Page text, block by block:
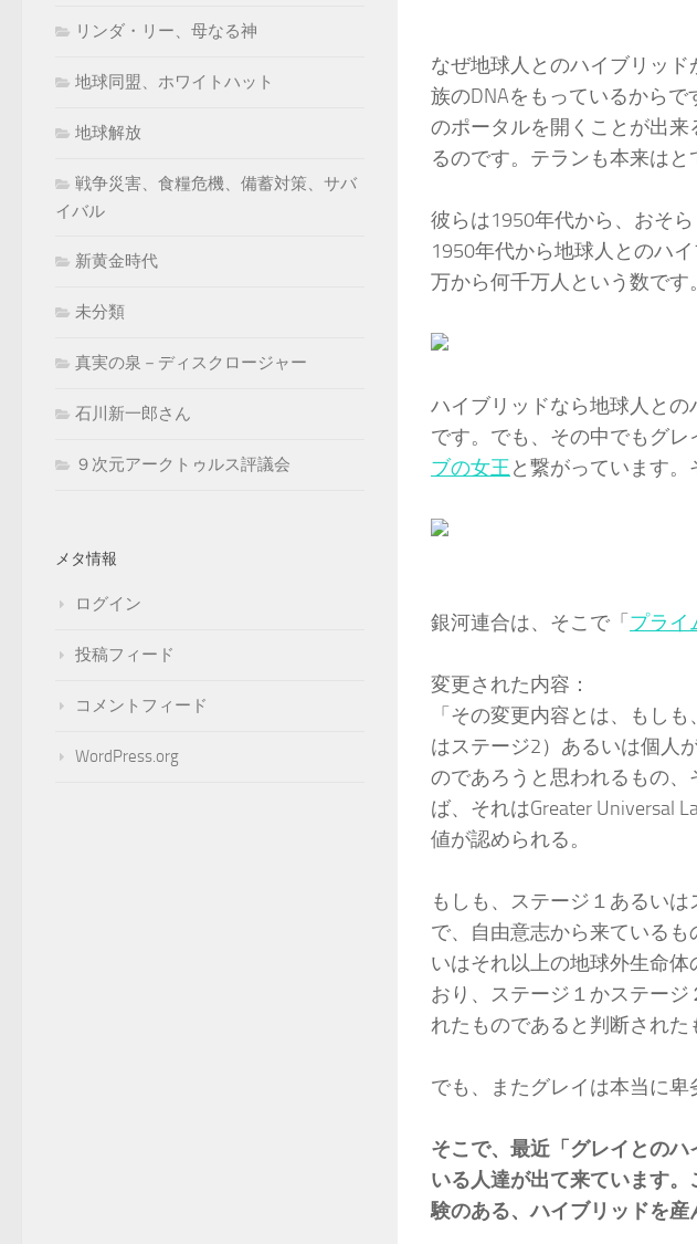
なぜ地球人とのハイブリッ
族のDNAをもっているから
のポータルを開くことが出
るのです。テランも本来はと
彼らは1950年代から、おそ
1950年代から地球人とのハ
万から何千万人という数です
ハイブリッドなら地球人と
です。でも、その中でもグ
ブの女王と繋がっています。
銀河連合は、そこで「 プライ
変更された内容：
「その変更内容とは、もし
はステージ2）あるいは個人
のであろうと思われるもの
ば、それはGreater Universal
値が認められる。
もしも、ステージ１あるい
で、自由意志から来ている
いはそれ以上の地球外生命
おり、ステージ１かステー
れたものであると判断された
でも、またグレイは本当に卑
そこで、最近「グレイとの
いる人達が出て来ています
験のある、ハイブリッドを産
リンダ・リー、母なる神
地球同盟、ホワイトハット
地球解放
戦争災害、食糧危機、備蓄対策、サバ
イバル
新黄金時代
未分類
真実の泉－ディスクロージャー
石川新一郎さん
９次元アークトゥルス評議会
メタ情報
ログイン
投稿フィード
コメントフィード
WordPress.org